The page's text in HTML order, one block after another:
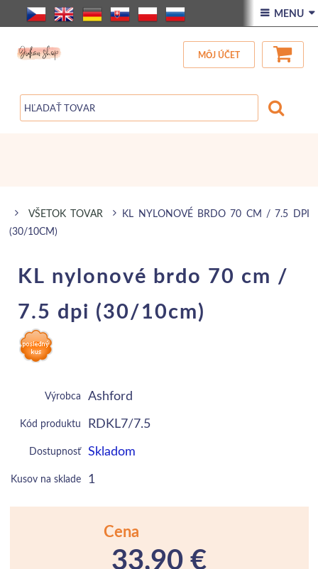
ÚVOD
VŠETOK TOVAR
ZĽAVA BLOG
 MENU 
MÔJ ÚČET
VŠETOK TOVAR
KL NYLONOVÉ BRDO 70 CM / 7.5 DPI
(30/10CM)
KL nylonové brdo 70 cm /
7.5 dpi (30/10cm)
Výrobca Ashford
Kód produktu RDKL7/7.5
Dostupnosť Skladom
Kusov na sklade 1
Cena
33,90 €